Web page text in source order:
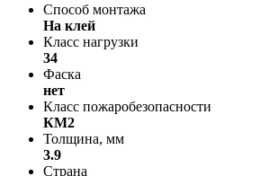
Способ монтажа
На клей
Класс нагрузки
34
Фаска
нет
Класс пожаробезопасности
КМ2
Толщина, мм
3.9
Страна